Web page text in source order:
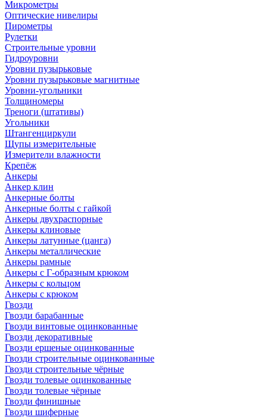
Микрометры
Оптические нивелиры
Пирометры
Рулетки
Строительные уровни
Гидроуровни
Уровни пузырьковые
Уровни пузырьковые магнитные
Уровни-угольники
Толщиномеры
Треноги (штативы)
Угольники
Штангенциркули
Щупы измерительные
Измерители влажности
Крепёж
Анкеры
Анкер клин
Анкерные болты
Анкерные болты с гайкой
Анкеры двухраспорные
Анкеры клиновые
Анкеры латунные (цанга)
Анкеры металлические
Анкеры рамные
Анкеры с Г-образным крюком
Анкеры с кольцом
Анкеры с крюком
Гвозди
Гвозди барабанные
Гвозди винтовые оцинкованные
Гвозди декоративные
Гвозди ершеные оцинкованные
Гвозди строительные оцинкованные
Гвозди строительные чёрные
Гвозди толевые оцинкованные
Гвозди толевые чёрные
Гвозди финишные
Гвозди шиферные